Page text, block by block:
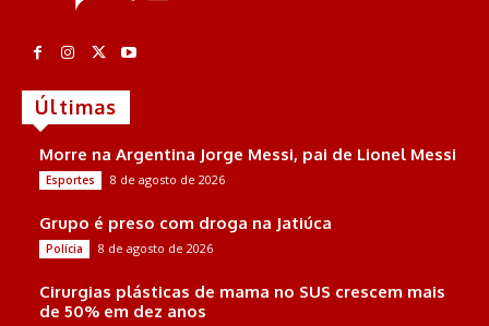
Últimas
Morre na Argentina Jorge Messi, pai de Lionel Messi
Esportes 8 de agosto de 2026
Grupo é preso com droga na Jatiúca
Polícia 8 de agosto de 2026
Cirurgias plásticas de mama no SUS crescem mais
de 50% em dez anos